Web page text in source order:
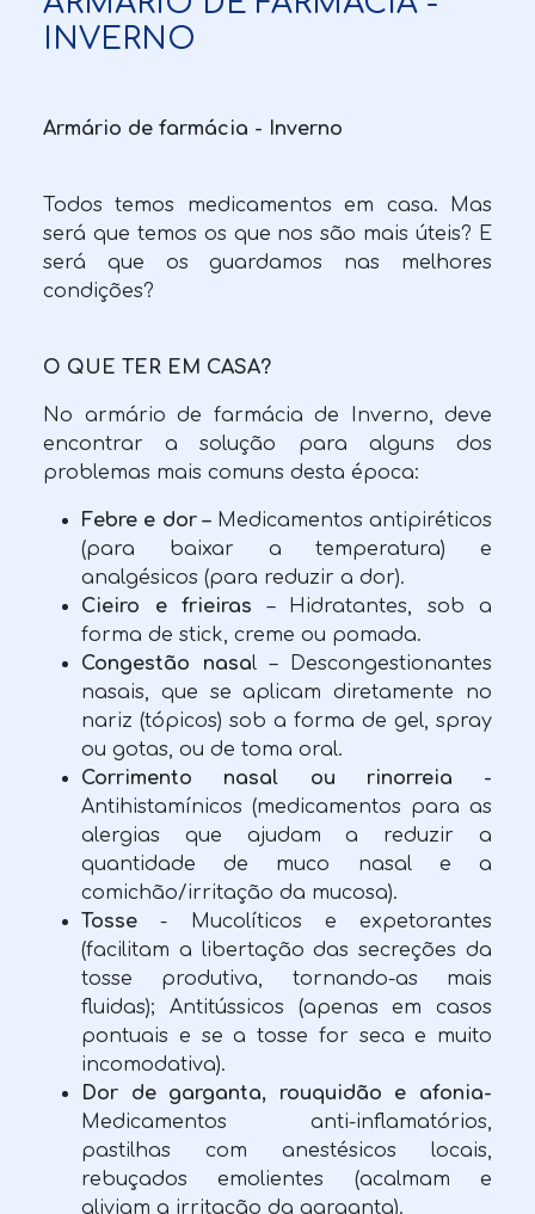
INVERNO
Armário de farmácia - Inverno
Todos temos medicamentos em casa. Mas
será que temos os que nos são mais úteis? E
será que os guardamos nas melhores
condições?
O QUE TER EM CASA?
No armário de farmácia de Inverno, deve
encontrar a solução para alguns dos
problemas mais comuns desta época:
Febre e dor –Medicamentos antipiréticos
(para baixar a temperatura) e
analgésicos (para reduzir a dor).
Cieiro e frieiras – Hidratantes, sob a
forma de stick, creme ou pomada.
Congestão nasal – Descongestionantes
nasais, que se aplicam diretamente no
nariz (tópicos) sob a forma de gel, spray
ou gotas, ou de toma oral.
Corrimento nasal ou rinorreia -
Antihistamínicos (medicamentos para as
alergias que ajudam a reduzir a
quantidade de muco nasal e a
comichão/irritação da mucosa).
Tosse- Mucolíticos e expetorantes
(facilitam a libertação das secreções da
tosse produtiva, tornando-as mais
fluidas); Antitússicos (apenas em casos
pontuais e se a tosse for seca e muito
incomodativa).
Dor de garganta, rouquidão e afonia-
Medicamentos anti-inflamatórios,
pastilhas com anestésicos locais,
rebuçados emolientes (acalmam e
aliviam a irritação da garganta).